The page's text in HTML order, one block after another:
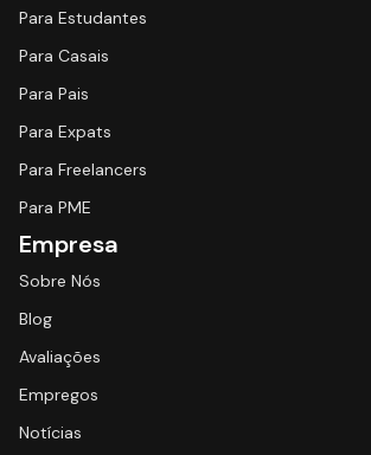
Para Estudantes
Para Casais
Para Pais
Para Expats
Para Freelancers
Para PME
Empresa
Sobre Nós
Blog
Avaliações
Empregos
Notícias